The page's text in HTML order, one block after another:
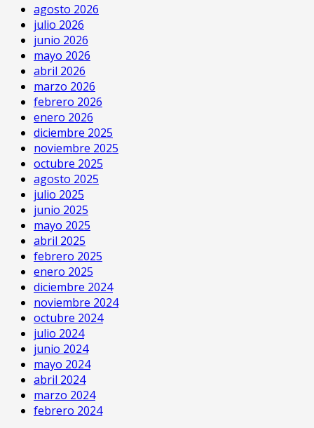
agosto 2026
julio 2026
junio 2026
mayo 2026
abril 2026
marzo 2026
febrero 2026
enero 2026
diciembre 2025
noviembre 2025
octubre 2025
agosto 2025
julio 2025
junio 2025
mayo 2025
abril 2025
febrero 2025
enero 2025
diciembre 2024
noviembre 2024
octubre 2024
julio 2024
junio 2024
mayo 2024
abril 2024
marzo 2024
febrero 2024